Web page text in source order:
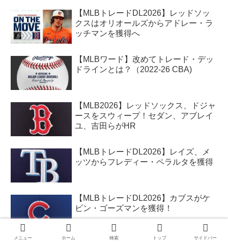
【MLBトレードDL2026】レッドソッ
クスはオリオールズからアドレー・ラ
ッチマンを獲得へ
【MLBワード】改めてトレード・デッ
ドラインとは？（2022-26 CBA)
【MLB2026】レッドソックス、ドジャ
ースをスウィープ！セダン、アブレイ
ユ、吉田らがHR
【MLBトレードDL2026】レイズ、メ
ッツからフレディー・ペラルタを獲得
【MLBトレードDL2026】カブスがケ
ビン・ゴーズマンを獲得！
メニュー ホーム 検索 トップ サイドバー